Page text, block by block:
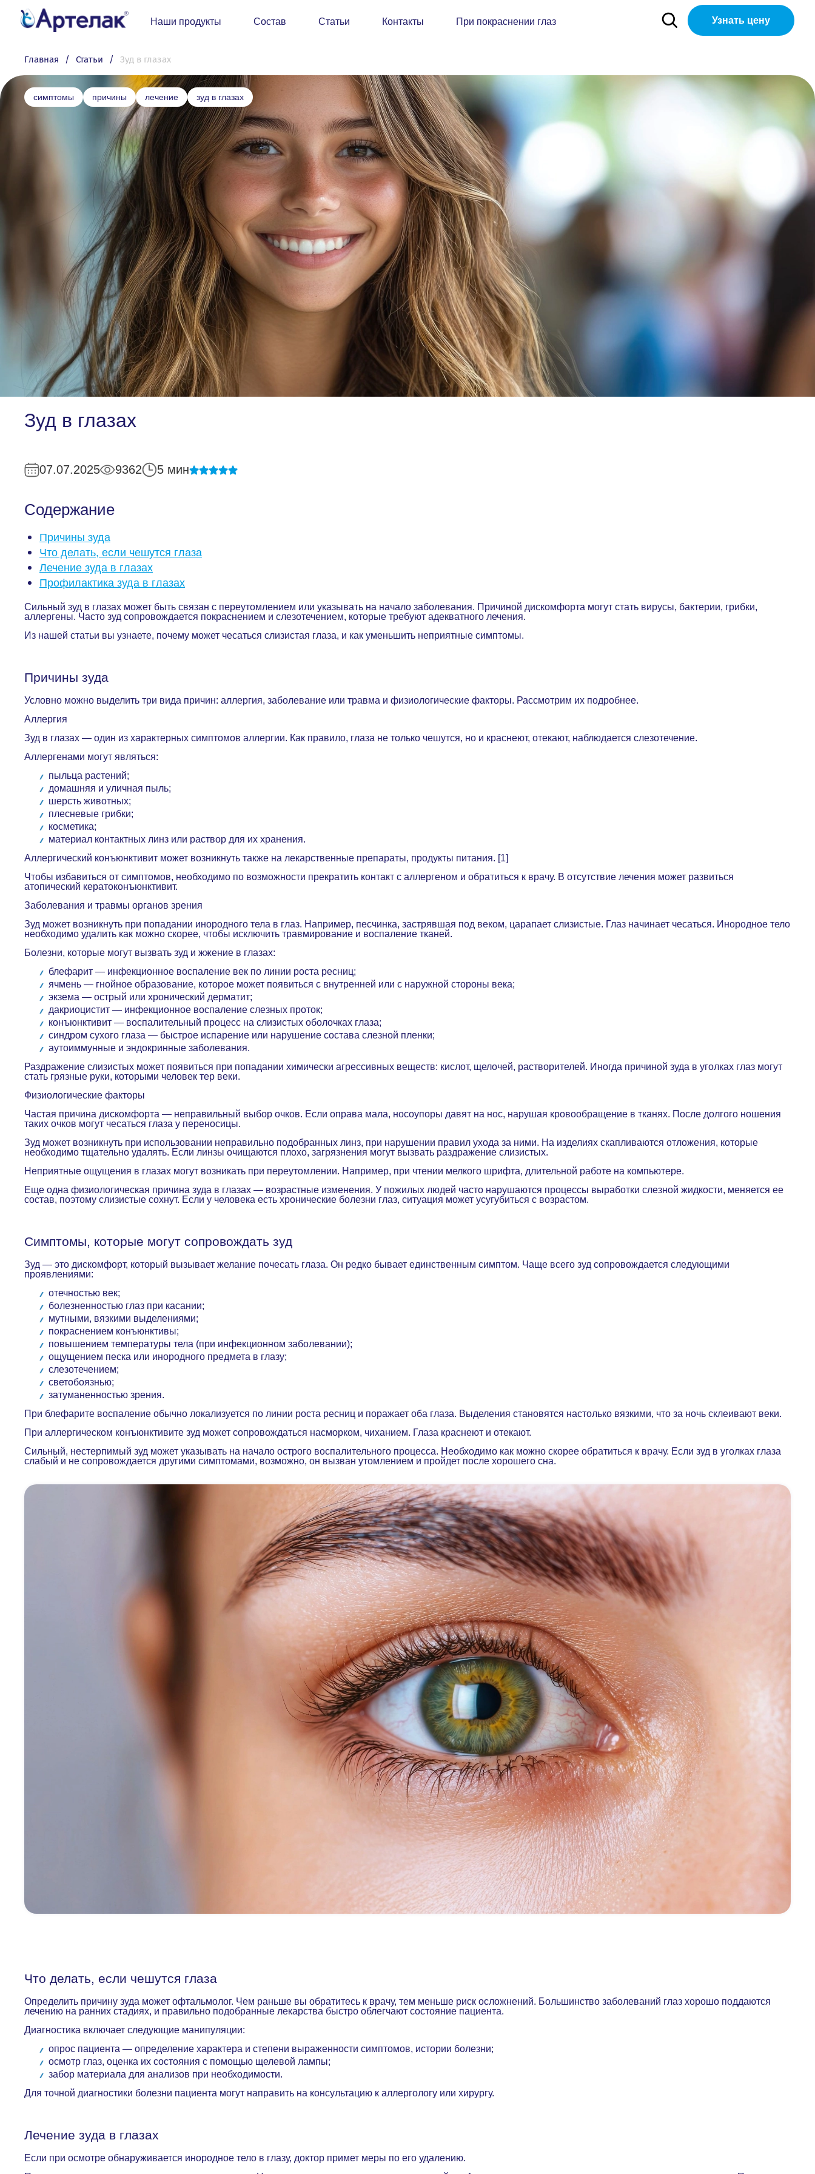
Наши продукты Состав Статьи Контакты При покраснении глаз Узнать цену
Главная Статьи Зуд в глазах
симптомы причины лечение зуд в глазах
Зуд в глазах
07.07.2025 9362 5 мин
Содержание
Причины зуда
Что делать, если чешутся глаза
Лечение зуда в глазах
Профилактика зуда в глазах
Сильный зуд в глазах может быть связан с переутомлением или указывать на начало заболевания. Причиной дискомфорта могут стать вирусы, бактерии, грибки,
аллергены. Часто зуд сопровождается покраснением и слезотечением, которые требуют адекватного лечения.
Из нашей статьи вы узнаете, почему может чесаться слизистая глаза, и как уменьшить неприятные симптомы.
Причины зуда
Условно можно выделить три вида причин: аллергия, заболевание или травма и физиологические факторы. Рассмотрим их подробнее.
Аллергия
Зуд в глазах — один из характерных симптомов аллергии. Как правило, глаза не только чешутся, но и краснеют, отекают, наблюдается слезотечение.
Аллергенами могут являться:
пыльца растений;
домашняя и уличная пыль;
шерсть животных;
плесневые грибки;
косметика;
материал контактных линз или раствор для их хранения.
Аллергический конъюнктивит может возникнуть также на лекарственные препараты, продукты питания. [1]
Чтобы избавиться от симптомов, необходимо по возможности прекратить контакт с аллергеном и обратиться к врачу. В отсутствие лечения может развиться
атопический кератоконъюнктивит.
Заболевания и травмы органов зрения
Зуд может возникнуть при попадании инородного тела в глаз. Например, песчинка, застрявшая под веком, царапает слизистые. Глаз начинает чесаться. Инородное тело
необходимо удалить как можно скорее, чтобы исключить травмирование и воспаление тканей.
Болезни, которые могут вызвать зуд и жжение в глазах:
блефарит — инфекционное воспаление век по линии роста ресниц;
ячмень — гнойное образование, которое может появиться с внутренней или с наружной стороны века;
экзема — острый или хронический дерматит;
дакриоцистит — инфекционное воспаление слезных проток;
конъюнктивит — воспалительный процесс на слизистых оболочках глаза;
синдром сухого глаза — быстрое испарение или нарушение состава слезной пленки;
аутоиммунные и эндокринные заболевания.
Раздражение слизистых может появиться при попадании химически агрессивных веществ: кислот, щелочей, растворителей. Иногда причиной зуда в уголках глаз могут
стать грязные руки, которыми человек тер веки.
Физиологические факторы
Частая причина дискомфорта — неправильный выбор очков. Если оправа мала, носоупоры давят на нос, нарушая кровообращение в тканях. После долгого ношения
таких очков могут чесаться глаза у переносицы.
Зуд может возникнуть при использовании неправильно подобранных линз, при нарушении правил ухода за ними. На изделиях скапливаются отложения, которые
необходимо тщательно удалять. Если линзы очищаются плохо, загрязнения могут вызвать раздражение слизистых.
Неприятные ощущения в глазах могут возникать при переутомлении. Например, при чтении мелкого шрифта, длительной работе на компьютере.
Еще одна физиологическая причина зуда в глазах — возрастные изменения. У пожилых людей часто нарушаются процессы выработки слезной жидкости, меняется ее
состав, поэтому слизистые сохнут. Если у человека есть хронические болезни глаз, ситуация может усугубиться с возрастом.
Симптомы, которые могут сопровождать зуд
Зуд — это дискомфорт, который вызывает желание почесать глаза. Он редко бывает единственным симптом. Чаще всего зуд сопровождается следующими
проявлениями:
отечностью век;
болезненностью глаз при касании;
мутными, вязкими выделениями;
покраснением конъюнктивы;
повышением температуры тела (при инфекционном заболевании);
ощущением песка или инородного предмета в глазу;
слезотечением;
светобоязнью;
затуманенностью зрения.
При блефарите воспаление обычно локализуется по линии роста ресниц и поражает оба глаза. Выделения становятся настолько вязкими, что за ночь склеивают веки.
При аллергическом конъюнктивите зуд может сопровождаться насморком, чиханием. Глаза краснеют и отекают.
Сильный, нестерпимый зуд может указывать на начало острого воспалительного процесса. Необходимо как можно скорее обратиться к врачу. Если зуд в уголках глаза
слабый и не сопровождается другими симптомами, возможно, он вызван утомлением и пройдет после хорошего сна.
Что делать, если чешутся глаза
Определить причину зуда может офтальмолог. Чем раньше вы обратитесь к врачу, тем меньше риск осложнений. Большинство заболеваний глаз хорошо поддаются
лечению на ранних стадиях, и правильно подобранные лекарства быстро облегчают состояние пациента.
Диагностика включает следующие манипуляции:
опрос пациента — определение характера и степени выраженности симптомов, истории болезни;
осмотр глаз, оценка их состояния с помощью щелевой лампы;
забор материала для анализов при необходимости.
Для точной диагностики болезни пациента могут направить на консультацию к аллергологу или хирургу.
Лечение зуда в глазах
Если при осмотре обнаруживается инородное тело в глазу, доктор примет меры по его удалению.